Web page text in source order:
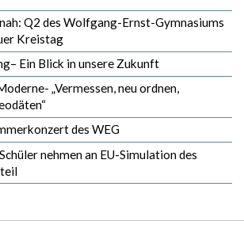
Q2 des Wolfgang-Ernst-Gymnasiums
Kreistag
Ein Blick in unsere Zukunft
„Vermessen, neu ordnen,
des WEG
nehmen an EU-Simulation des